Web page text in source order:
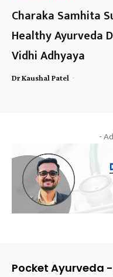
Charaka Samhita
Healthy Ayurveda
Vidhi Adhyaya
Dr Kaushal Patel -
-
Pocket Ayurveda